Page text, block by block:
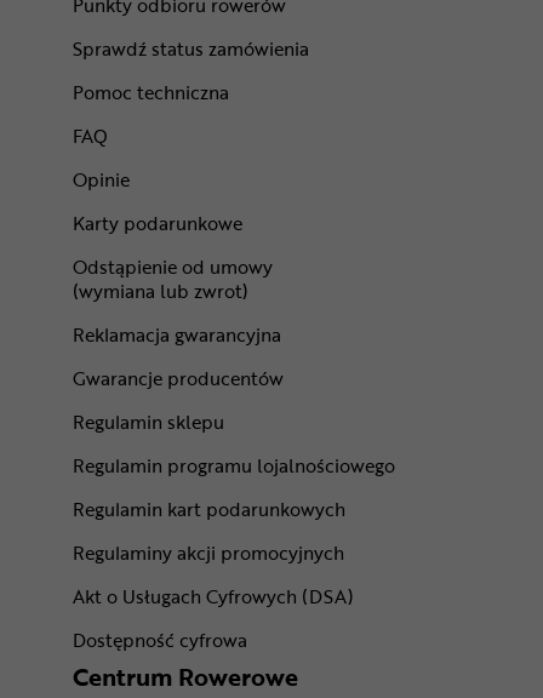
Sprawdź status zamówienia
Pomoc techniczna
FAQ
Opinie
Karty podarunkowe
Odstąpienie od umowy
(wymiana lub zwrot)
Reklamacja gwarancyjna
Gwarancje producentów
Regulamin sklepu
Regulamin programu lojalnościowego
Regulamin kart podarunkowych
Regulaminy akcji promocyjnych
Akt o Usługach Cyfrowych (DSA)
Dostępność cyfrowa
Centrum Rowerowe